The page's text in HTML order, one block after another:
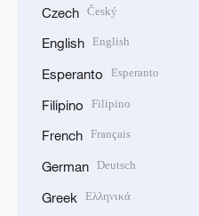
Czech Český
English English
Esperanto Esperanto
Filipino Filipino
French Français
German Deutsch
Greek Ελληνικά